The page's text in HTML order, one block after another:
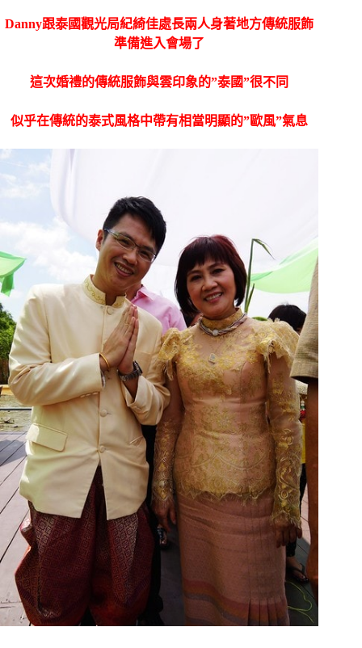
Danny跟泰國觀光局紀綺佳處長兩人身著地方傳統服飾
準備進入會場了
這次婚禮的傳統服飾與雲印象的”泰國”很不同
似乎在傳統的泰式風格中帶有相當明顯的”歐風”氣息